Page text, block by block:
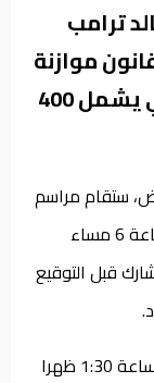
ترامب
موازنة
الدفاع للسنة المالية 2026، والذي يشمل 400
ستقام مراسم
التوقيع في المكتب البيضاوي، وستبدأ في الساعة 6 مساء
قبل التوقيع
كما يشير الجدول إلى أن ترامب سيوقّع في الساعة 1:30 ظهرا